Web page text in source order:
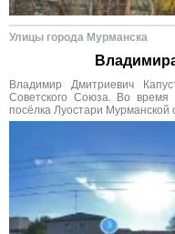
Улицы города Мурманска
Владимир Дмитриевич
Советского Союза. Во время
посёлка Луостари Мурманской